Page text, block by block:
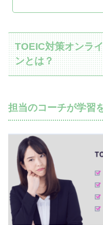
TOEIC対策オンラ
ンとは？
担当のコーチが学習